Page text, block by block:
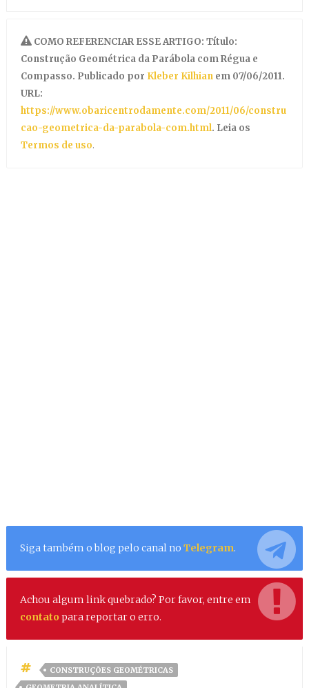
COMO REFERENCIAR ESSE ARTIGO: Título:
Construção Geométrica da Parábola com Régua e
Compasso. Publicado por Kleber Kilhian em 07/06/2011.
URL:
https://www.obaricentrodamente.com/2011/06/constru
cao-geometrica-da-parabola-com.html. Leia os
Termos de uso.
Siga também o blog pelo canal no Telegram.
Achou algum link quebrado? Por favor, entre em
contato para reportar o erro.
CONSTRUÇÕES GEOMÉTRICAS